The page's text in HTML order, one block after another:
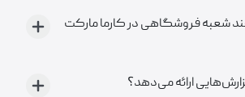
شعبه فروشگاهی در کارما مارکت
ارائه می‌دهد؟